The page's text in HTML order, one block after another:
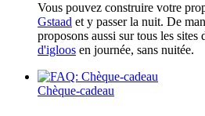
Vous pouvez construire votre
Gstaad et y passer la nuit. De
proposons aussi sur tous les sites
d'igloos en journée, sans nuitée.
Chèque-cadeau